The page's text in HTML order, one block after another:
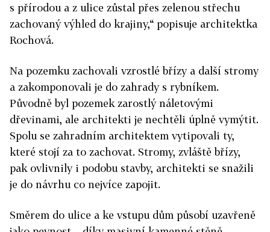
s přírodou a z ulice zůstal přes zelenou střechu
zachovaný výhled do krajiny,“ popisuje architektka
Rochová.
Na pozemku zachovali vzrostlé břízy a další stromy
a zakomponovali je do zahrady s rybníkem.
Původně byl pozemek zarostlý náletovými
dřevinami, ale architekti je nechtěli úplně vymýtit.
Spolu se zahradním architektem vytipovali ty,
které stojí za to zachovat. Stromy, zvláště břízy,
pak ovlivnily i podobu stavby, architekti se snažili
je do návrhu co nejvíce zapojit.
Směrem do ulice a ke vstupu dům působí uzavřeně